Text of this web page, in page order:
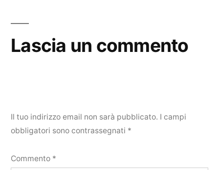
Lascia un commento
Il tuo indirizzo email non sarà pubblicato. I campi
obbligatori sono contrassegnati *
Commento *